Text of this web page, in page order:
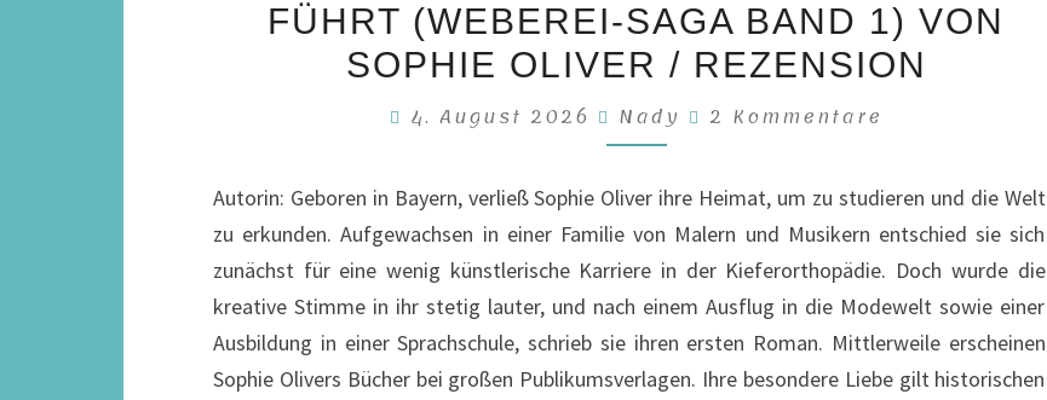
~
WOHIN
WEG
FÜHRT
(WEBEREI-
SAGA
BAND
1)
VON
FÜHRT (WEBEREI-SAGA BAND 1) VON
SOPHIE OLIVER / REZENSION
4. August 2026 Nady Kommentare
2 Kommentare
Autorin: Geboren in Bayern, verließ Sophie Oliver ihre Heimat, um zu studieren und die Welt
zu erkunden. Aufgewachsen in einer Familie von Malern und Musikern entschied sie sich
zunächst für eine wenig künstlerische Karriere in der Kieferorthopädie. Doch wurde die
kreative Stimme in ihr stetig lauter, und nach einem Ausflug in die Modewelt sowie einer
Ausbildung in einer Sprachschule, schrieb sie ihren ersten Roman. Mittlerweile erscheinen
Sophie Olivers Bücher bei großen Publikumsverlagen. Ihre besondere Liebe gilt historischen